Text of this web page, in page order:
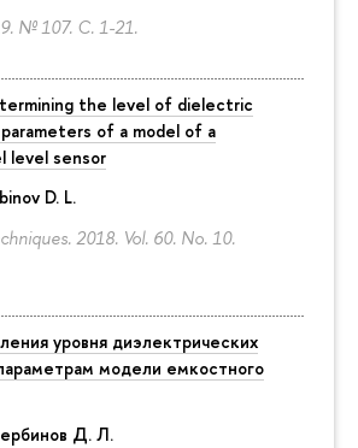
№ 107. С. 1-21.
the level of dielectric
of a model of a
level sensor
D. L.
2018. Vol. 60. No. 10.
уровня диэлектрических
модели емкостного
Д. Л.